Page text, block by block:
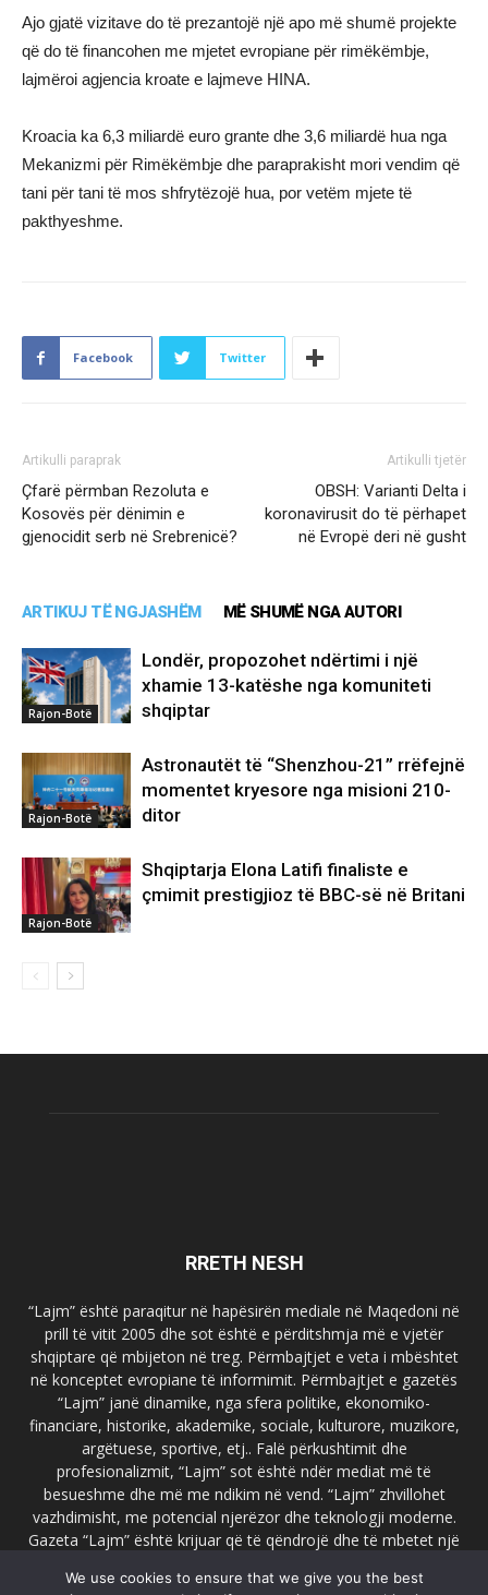
Ajo gjatë vizitave do të prezantojë një apo më shumë projekte
që do të financohen me mjetet evropiane për rimëkëmbje,
lajmëroi agjencia kroate e lajmeve HINA.
Kroacia ka 6,3 miliardë euro grante dhe 3,6 miliardë hua nga
Mekanizmi për Rimëkëmbje dhe paraprakisht mori vendim që
tani për tani të mos shfrytëzojë hua, por vetëm mjete të
pakthyeshme.
Facebook Twitter
Artikulli paraprak
Çfarë përmban Rezoluta e
Kosovës për dënimin e
gjenocidit serb në Srebrenicë?
Artikulli tjetër
OBSH: Varianti Delta i
koronavirusit do të përhapet
në Evropë deri në gusht
ARTIKUJ TË NGJASHËM MË SHUMË NGA AUTORI
Rajon-Botë
Londër, propozohet ndërtimi i një
xhamie 13-katëshe nga komuniteti
shqiptar
Rajon-Botë
Astronautët të “Shenzhou-21” rrëfejnë
momentet kryesore nga misioni 210-
ditor
Rajon-Botë
Shqiptarja Elona Latifi finaliste e
çmimit prestigjioz të BBC-së në Britani
RRETH NESH
“Lajm” është paraqitur në hapësirën mediale në Maqedoni në
prill të vitit 2005 dhe sot është e përditshmja më e vjetër
shqiptare që mbijeton në treg. Përmbajtjet e veta i mbështet
në konceptet evropiane të informimit. Përmbajtjet e gazetës
“Lajm” janë dinamike, nga sfera politike, ekonomiko-
financiare, historike, akademike, sociale, kulturore, muzikore,
argëtuese, sportive, etj.. Falë përkushtimit dhe
profesionalizmit, “Lajm” sot është ndër mediat më të
besueshme dhe më me ndikim në vend. “Lajm” zhvillohet
vazhdimisht, me potencial njerëzor dhe teknologji moderne.
Gazeta “Lajm” është krijuar që të qëndrojë dhe të mbetet një
faqja zyrtare e gazetës “Lajm”, www.lajmpress.org është një
We use cookies to ensure that we give you the best